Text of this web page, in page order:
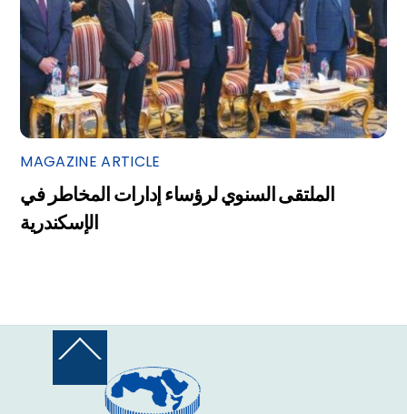
MAGAZINE ARTICLE
الملتقى السنوي لرؤساء إدارات المخاطر في
Back
Top